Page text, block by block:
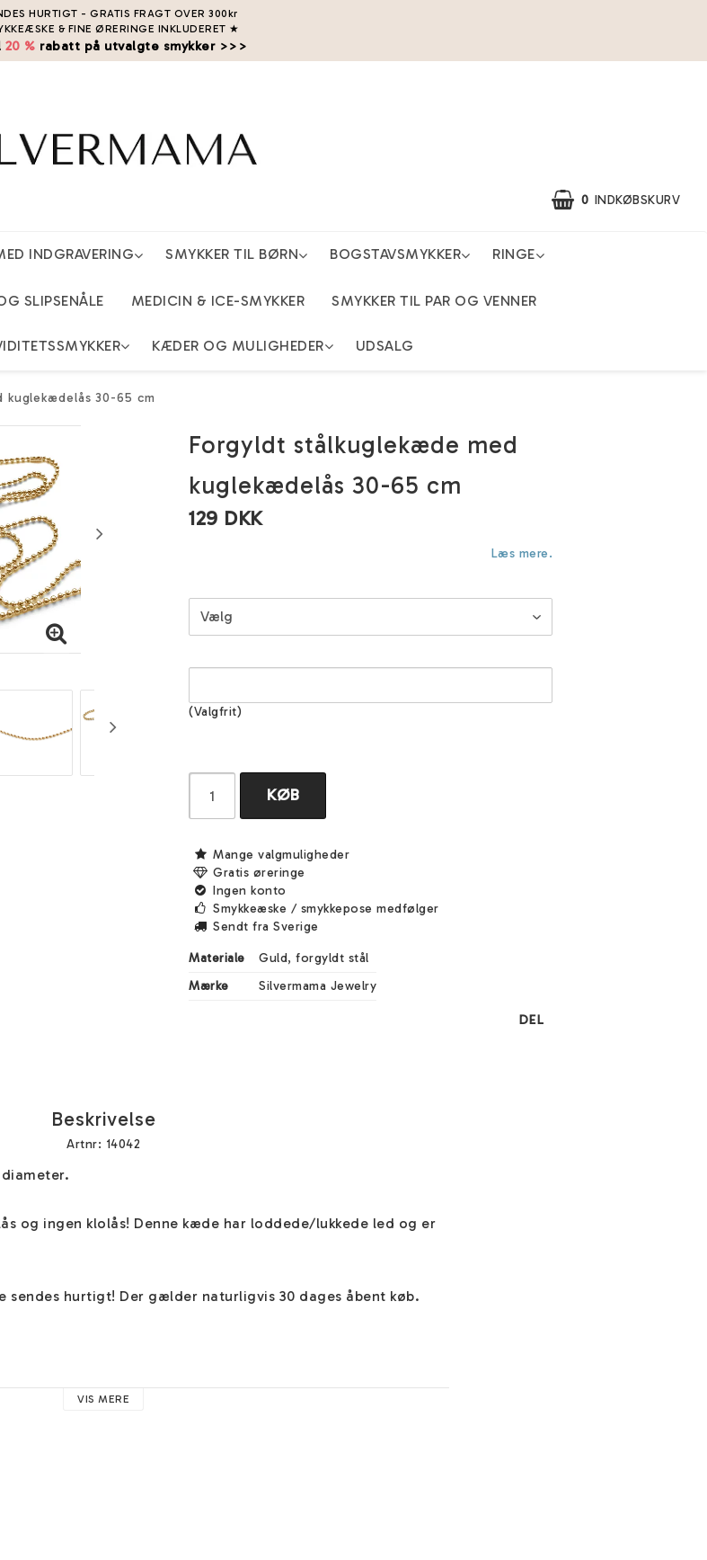
HURTIGT - GRATIS FRAGT OVER 300kr
& FINE ØRERINGE INKLUDERET ★
20 % rabatt på utvalgte smykker >>>
0 INDKØBSKURV
INDGRAVERING SMYKKER TIL BØRN BOGSTAVSMYKKER RINGE
SLIPSENÅLE MEDICIN & ICE-SMYKKER SMYKKER TIL PAR OG VENNER
KÆDER OG MULIGHEDER UDSALG
kuglekædelås 30-65 cm
Forgyldt stålkuglekæde med
kuglekædelås 30-65 cm
129 DKK
Læs mere.
(Valgfrit)
KØB
Mange valgmuligheder
Gratis øreringe
Ingen konto
Smykkeæske / smykkepose medfølger
Sendt fra Sverige
Materiale
Guld, forgyldt stål
Mærke
Silvermama Jewelry
DEL
Beskrivelse
Artnr: 14042
og ingen klolås! Denne kæde har loddede/lukkede led og er
hurtigt! Der gælder naturligvis 30 dages åbent køb.
VIS MERE